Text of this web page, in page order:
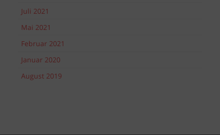
Juli 2021
Mai 2021
Februar 2021
Januar 2020
August 2019